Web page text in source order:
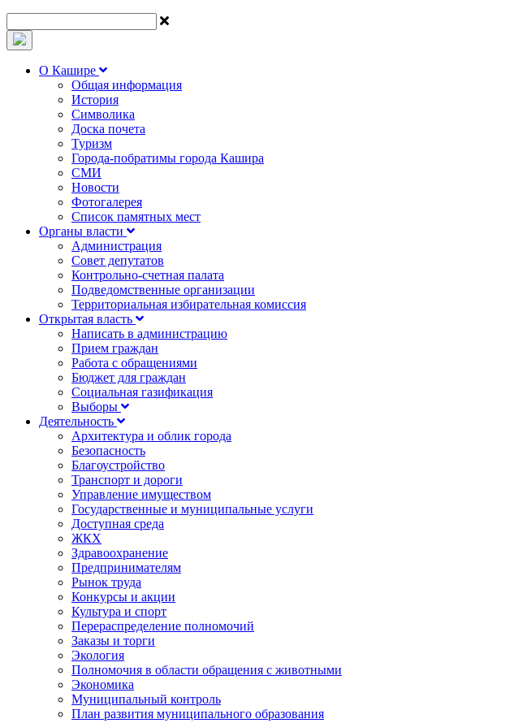
О Кашире
Общая информация
История
Символика
Доска почета
Туризм
Города-побратимы города Кашира
СМИ
Новости
Фотогалерея
Список памятных мест
Органы власти
Администрация
Совет депутатов
Контрольно-счетная палата
Подведомственные организации
Территориальная избирательная комиссия
Открытая власть
Написать в администрацию
Прием граждан
Работа с обращениями
Бюджет для граждан
Социальная газификация
Выборы
Деятельность
Архитектура и облик города
Безопасность
Благоустройство
Транспорт и дороги
Управление имуществом
Государственные и муниципальные услуги
Доступная среда
ЖКХ
Здравоохранение
Предпринимателям
Рынок труда
Конкурсы и акции
Культура и спорт
Перераспределение полномочий
Заказы и торги
Экология
Полномочия в области обращения с животными
Экономика
Муниципальный контроль
План развития муниципального образования